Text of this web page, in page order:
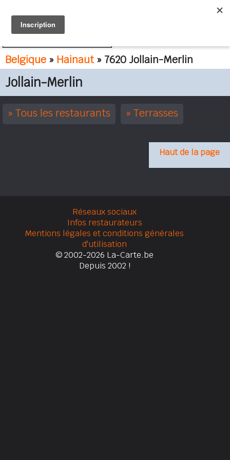
Belgique » Hainaut» 7620 Jollain-Merlin
Jollain-Merlin
Tous les restaurants Terrasses
Haut de la page
Réseaux sociaux
Infos restaurateurs
Mentions légales et conditions générales
d'utilisation
© 2002-2026 La-Carte.be
Depuis 2002 !